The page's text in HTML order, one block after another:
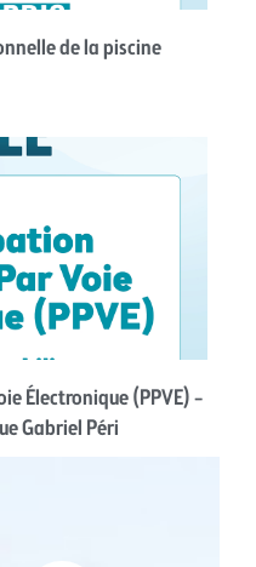
de la piscine
Électronique (PPVE) –
Gabriel Péri